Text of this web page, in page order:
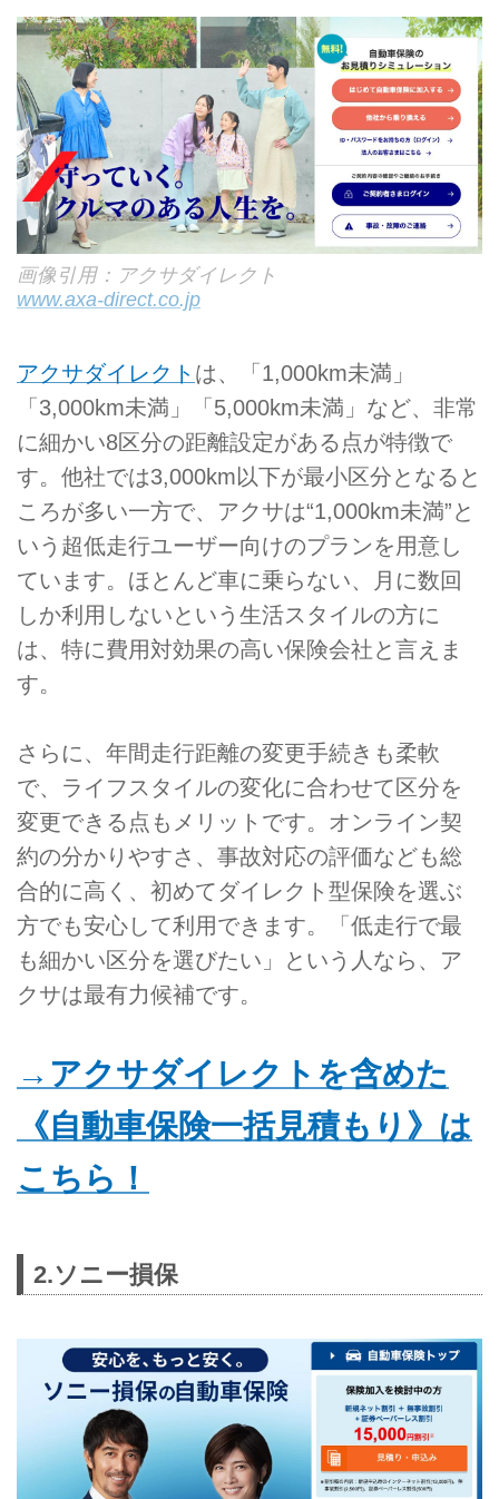
画像引用：アクサダイレクト
www.axa-direct.co.jp
アクサダイレクト は、「1,000km未満」
「3,000km未満」「5,000km未満」など、非常
に細かい8区分の距離設定がある点が特徴で
す。他社では3,000km以下が最小区分となると
ころが多い一方で、アクサは“1,000km未満”と
いう超低走行ユーザー向けのプランを用意し
ています。ほとんど車に乗らない、月に数回
しか利用しないという生活スタイルの方に
は、特に費用対効果の高い保険会社と言えま
す。
さらに、年間走行距離の変更手続きも柔軟
で、ライフスタイルの変化に合わせて区分を
変更できる点もメリットです。オンライン契
約の分かりやすさ、事故対応の評価なども総
合的に高く、初めてダイレクト型保険を選ぶ
方でも安心して利用できます。「低走行で最
も細かい区分を選びたい」という人なら、ア
クサは最有力候補です。
→アクサダイレクトを含めた
《自動車保険一括見積もり》は
こちら！
2.ソニー損保